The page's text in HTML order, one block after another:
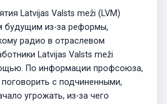
Latvijas Valsts meži (LVM)
будущим из-за реформы,
радио в отраслевом
Latvijas Valsts meži
По информации профсоюза,
с подчиненными,
угрожать, из-за чего